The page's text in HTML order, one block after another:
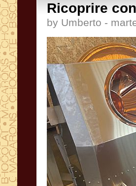
Ricoprire
by Umberto -